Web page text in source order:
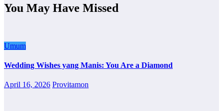
You May Have Missed
Umum
Wedding Wishes yang Manis: You Are a Diamond
April 16, 2026 Provitamon